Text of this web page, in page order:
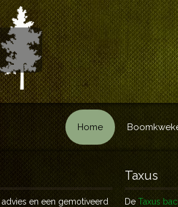
Home
en een gemotiveerd
Taxus
DeTaxus